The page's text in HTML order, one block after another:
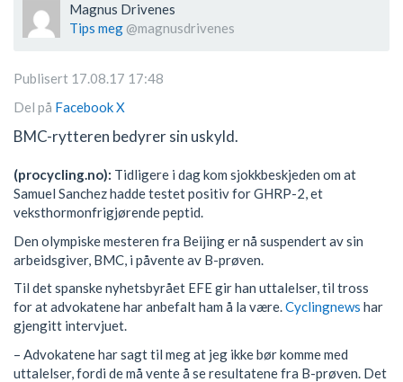
Magnus Drivenes
Tips meg @magnusdrivenes
Publisert 17.08.17 17:48
Del på FacebookX
BMC-rytteren bedyrer sin uskyld.
(procycling.no): Tidligere i dag kom sjokkbeskjeden om at
Samuel Sanchez hadde testet positiv for GHRP-2, et
veksthormonfrigjørende peptid.
Den olympiske mesteren fra Beijing er nå suspendert av sin
arbeidsgiver, BMC, i påvente av B-prøven.
Til det spanske nyhetsbyrået EFE gir han uttalelser, til tross
for at advokatene har anbefalt ham å la være.Cyclingnews har
gjengitt intervjuet.
– Advokatene har sagt til meg at jeg ikke bør komme med
uttalelser, fordi de må vente å se resultatene fra B-prøven. Det